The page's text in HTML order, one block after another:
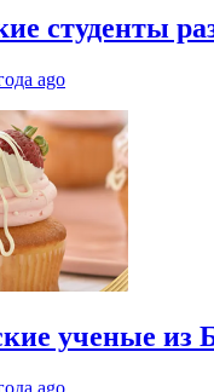
студенты
ago
ученые из